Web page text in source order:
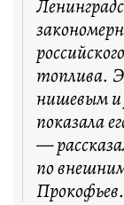
топлива.
нишевым
показала
—
по
Прокофьев.